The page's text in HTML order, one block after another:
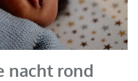
nacht rond